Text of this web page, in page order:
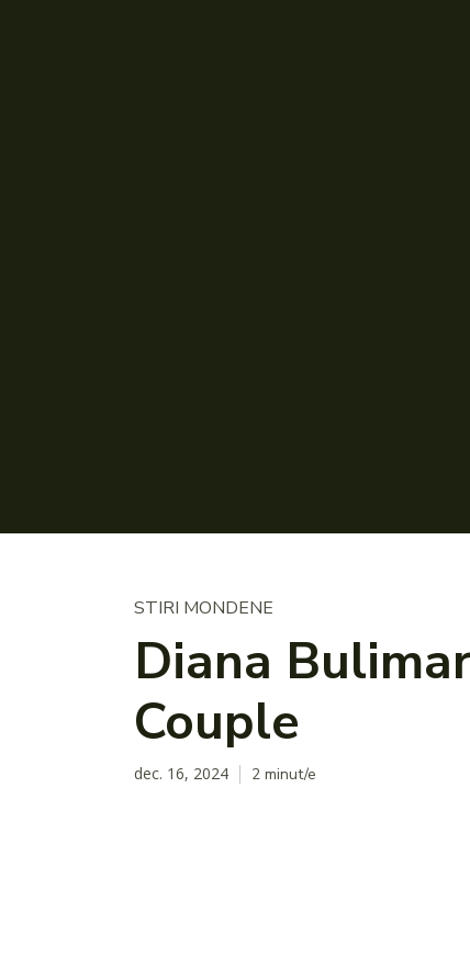
STIRI MONDENE
Diana
Couple
dec. 16, 2024 2 minut/e